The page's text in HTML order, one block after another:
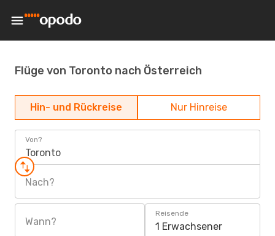
Flüge von Toronto nach Österreich
Hin- und Rückreise Nur Hinreise
Von?
Toronto
Nach?
Wann?
Reisende
1 Erwachsener